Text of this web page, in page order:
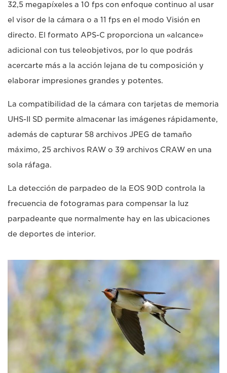
32,5 megapíxeles a 10 fps con enfoque continuo al usar
el visor de la cámara o a 11 fps en el modo Visión en
directo. El formato APS-C proporciona un «alcance»
adicional con tus teleobjetivos, por lo que podrás
acercarte más a la acción lejana de tu composición y
elaborar impresiones grandes y potentes.
La compatibilidad de la cámara con tarjetas de memoria
UHS-II SD permite almacenar las imágenes rápidamente,
además de capturar 58 archivos JPEG de tamaño
máximo, 25 archivos RAW o 39 archivos CRAW en una
sola ráfaga.
La detección de parpadeo de la EOS 90D controla la
frecuencia de fotogramas para compensar la luz
parpadeante que normalmente hay en las ubicaciones
de deportes de interior.